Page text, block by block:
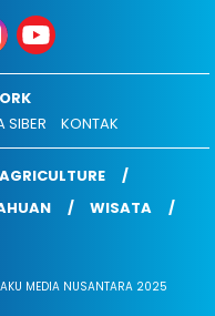
SIBER KONTAK
AGRICULTURE
WISATA
MEDIA NUSANTARA 2025